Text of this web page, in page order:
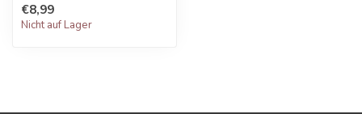
€8,99
Nicht auf Lager